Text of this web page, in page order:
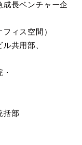
成長ベンチャー企
ィス空間）
共用部、
括部